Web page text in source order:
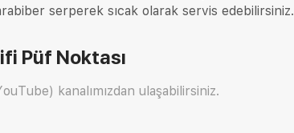
serperek sıcak olarak servis edebilirsiniz.
Püf Noktası
kanalımızdan ulaşabilirsiniz.